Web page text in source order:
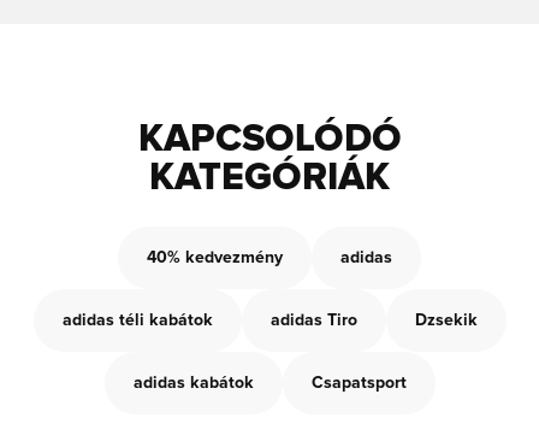
KAPCSOLÓDÓ
KATEGÓRIÁK
40% kedvezmény adidas
adidas téli kabátok adidas Tiro Dzsekik
adidas kabátok Csapatsport